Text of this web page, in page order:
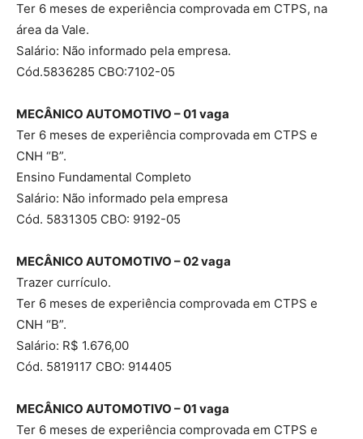
Ter 6 meses de experiência comprovada em CTPS, na
área da Vale.
Salário: Não informado pela empresa.
Cód.5836285 CBO:7102-05
MECÂNICO AUTOMOTIVO – 01 vaga
Ter 6 meses de experiência comprovada em CTPS e
CNH “B”.
Ensino Fundamental Completo
Salário: Não informado pela empresa
Cód. 5831305 CBO: 9192-05
MECÂNICO AUTOMOTIVO – 02 vaga
Trazer currículo.
Ter 6 meses de experiência comprovada em CTPS e
CNH “B”.
Salário: R$ 1.676,00
Cód. 5819117 CBO: 914405
MECÂNICO AUTOMOTIVO – 01 vaga
Ter 6 meses de experiência comprovada em CTPS e